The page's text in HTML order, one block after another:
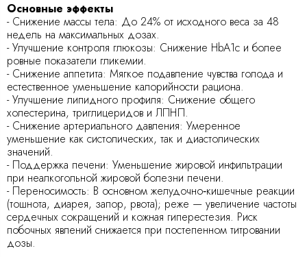
Основные эффекты
- Снижение массы тела: До 24% от исходного веса за 48
недель на максимальных дозах.
- Улучшение контроля глюкозы: Снижение HbA1c и более
ровные показатели гликемии.
- Снижение аппетита: Мягкое подавление чувства голода и
естественное уменьшение калорийности рациона.
- Улучшение липидного профиля: Снижение общего
холестерина, триглицеридов и ЛПНП.
- Снижение артериального давления: Умеренное
уменьшение как систолических, так и диастолических
значений.
- Поддержка печени: Уменьшение жировой инфильтрации
при неалкогольной жировой болезни печени.
- Переносимость: В основном желудочно‑кишечные реакции
(тошнота, диарея, запор, рвота); реже — увеличение частоты
сердечных сокращений и кожная гиперестезия. Риск
побочных явлений снижается при постепенном титровании
дозы.